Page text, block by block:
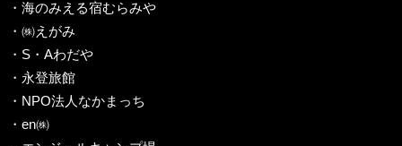
・海のみえる宿むらみや
・㈱えがみ
・S・Aわだや
・永登旅館
・NPO法人なかまっち
・en㈱